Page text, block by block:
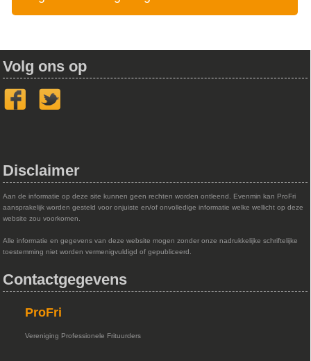
Volg ons op
Disclaimer
Aan de informatie op deze site kunnen geen rechten worden ontleend. Evenmin kan ProFri
aansprakelijk worden gesteld voor onjuiste en/of onvolledige informatie welke wellicht op deze
website zou voorkomen.
Alle informatie en gegevens van deze website mogen zonder onze nadrukkelijke schriftelijke
toestemming niet worden vermenigvuldigd of gepubliceerd.
Contactgegevens
ProFri
Vereniging Professionele Frituurders